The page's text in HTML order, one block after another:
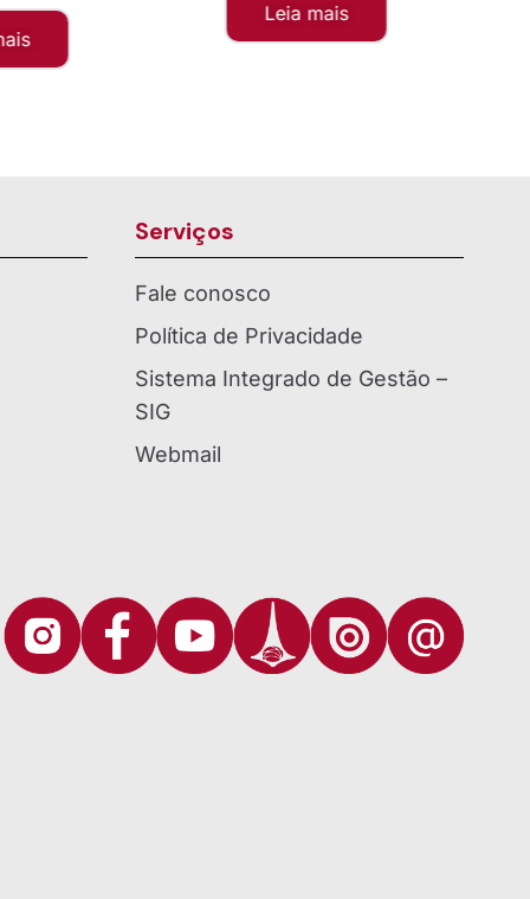
Leia mais
Serviços
Fale conosco
Política de Privacidade
Sistema Integrado de Gestão –
SIG
Webmail